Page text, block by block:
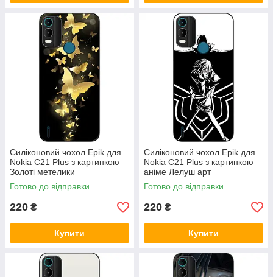
Силіконовий чохол Epik для
Nokia C21 Plus з картинкою
Золоті метелики
Готово до відправки
220 ₴
Купити
Силіконовий чохол Epik для
Nokia C21 Plus з картинкою
аніме Лелуш арт
Готово до відправки
220 ₴
Купити